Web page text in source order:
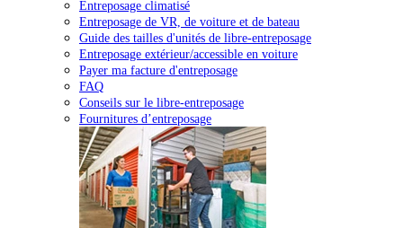
Entreposage climatisé
Entreposage de VR, de voiture et de bateau
Guide des tailles d'unités de libre-entreposage
Entreposage extérieur/accessible en voiture
Payer ma facture d'entreposage
FAQ
Conseils sur le libre-entreposage
Fournitures d’entreposage